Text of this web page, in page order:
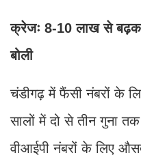
क्रेजः 8-10 लाख से
बोली
चंडीगढ़ में फैंसी नंबरों के
सालों में दो से तीन गुना
वीआईपी नंबरों के लिए